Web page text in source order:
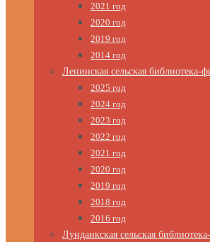
2021 год
2020 год
2019 год
2014 год
Ленинская сельская библиотека-
2025 год
2024 год
2023 год
2022 год
2021 год
2020 год
2019 год
2018 год
2016 год
Лунданкская сельская